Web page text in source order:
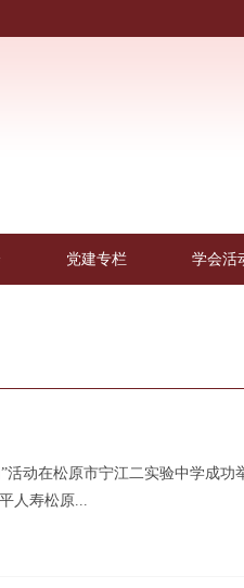
党建专栏 学会活
动在松原市宁江二实验中学成
人寿松原...